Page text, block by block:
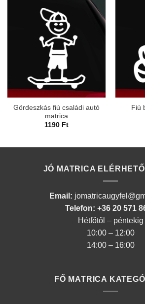
Gördeszkás fiú családi autó
matrica
1190 Ft
Fiú
JÓ MATRICA
Email:
Telefon: +36 20 571
Hétfőtől – péntekig
10:00 – 12:00
14:00 – 16:00
FŐ MATRICA